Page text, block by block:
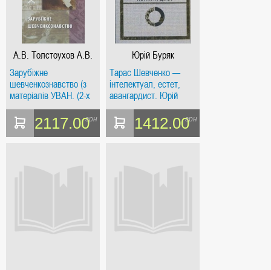
А.В. Толстоухов А.В.
Губерський
Зарубіжне
шевченкознавство (з
матеріалів УВАН. (2-х
томник)) АДЕФ-Україна
2117.00грн
Юрій Буряк
Тарас Шевченко —
інтелектуал, естет,
авангардист. Юрій
Буряк. АДЕФ-Україна
1412.00грн